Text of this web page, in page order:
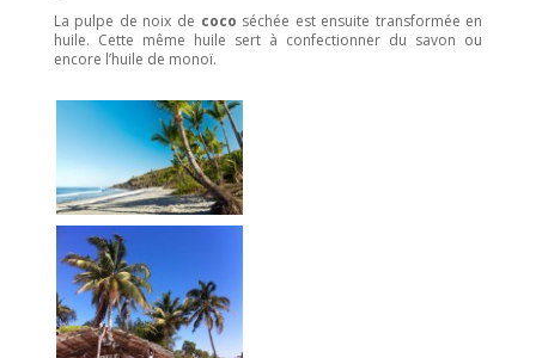
La pulpe de noix de coco séchée est ensuite transformée en
huile. Cette même huile sert à confectionner du savon ou
encore l’huile de monoï.